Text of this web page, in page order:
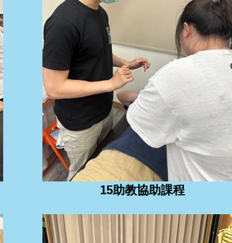
15助教協助課程